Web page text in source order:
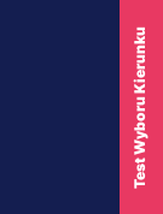
Test Wyboru Kierunku